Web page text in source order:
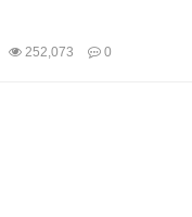
252,073 0